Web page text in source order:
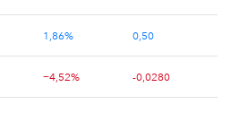
1,86% 0,50
−4,52% -0,0280